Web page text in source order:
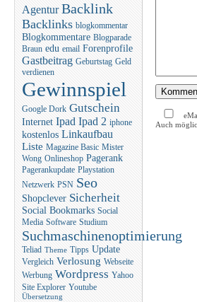
Agentur Backlink
Backlinks blogkommentar
Blogkommentare Blogparade
Braun edu email Forenprofile
Gastbeitrag Geburtstag Geld
verdienen
Gewinnspiel
Google Dork Gutschein
Internet Ipad Ipad 2 iphone
kostenlos Linkaufbau
Liste Magazine Basic Mister
Wong Onlineshop Pagerank
Pagerankupdate Playstation
Netzwerk PSN Seo
Shopclever Sicherheit
Social Bookmarks Social
Media Software Studium
Suchmaschinenoptimierung
Teliad Theme Tipps Update
Vergleich Verlosung Webseite
Werbung Wordpress Yahoo
Site Explorer Youtube
Übersetzung
Auch